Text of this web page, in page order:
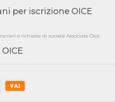
da elenchi professionisti
Buildings Competition -
progetto di fattibilità da
2020-2026: procedimenti
gara non equivale ad
per iscrizione OICE
e richieste di società Associate Oice